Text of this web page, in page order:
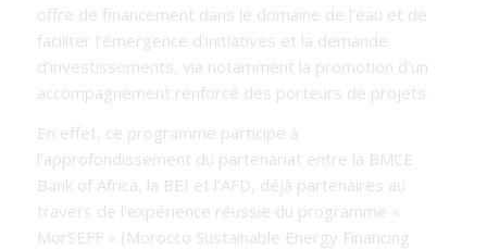
offre de financement dans le domaine de l’eau et de
faciliter l’émergence d’initiatives et la demande
d’investissements, via notamment la promotion d’un
accompagnement renforcé des porteurs de projets.
En effet, ce programme participe à
l’approfondissement du partenariat entre la BMCE
Bank of Africa, la BEI et l’AFD, déjà partenaires au
travers de l’expérience réussie du programme «
MorSEFF » (Morocco Sustainable Energy Financing